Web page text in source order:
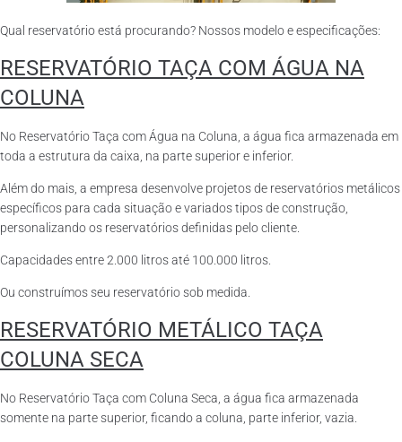
Qual reservatório está procurando? Nossos modelo e especificações:
RESERVATÓRIO TAÇA COM ÁGUA NA
COLUNA
No Reservatório Taça com Água na Coluna, a água fica armazenada em
toda a estrutura da caixa, na parte superior e inferior.
Além do mais, a empresa desenvolve projetos de reservatórios metálicos
específicos para cada situação e variados tipos de construção,
personalizando os reservatórios definidas pelo cliente.
Capacidades entre 2.000 litros até 100.000 litros.
Ou construímos seu reservatório sob medida.
RESERVATÓRIO METÁLICO TAÇA
COLUNA SECA
No Reservatório Taça com Coluna Seca, a água fica armazenada
somente na parte superior, ficando a coluna, parte inferior, vazia.